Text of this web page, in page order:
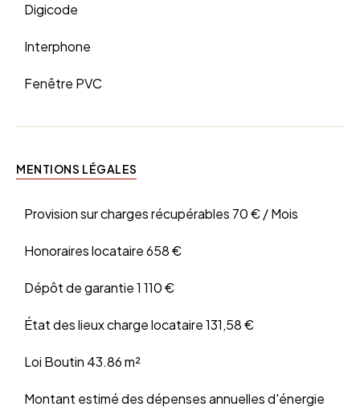
Digicode
Interphone
Fenêtre PVC
MENTIONS LÉGALES
Provision sur charges récupérables 70 € / Mois
Honoraires locataire658 €
Dépôt de garantie1 110 €
État des lieux charge locataire131,58 €
Loi Boutin 43.86 m²
Montant estimé des dépenses annuelles d'énergie